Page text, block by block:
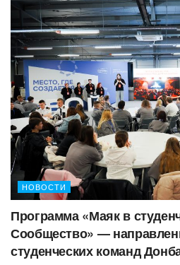
НОВОСТИ
Программа «Маяк в
Сообщество» —
студенческих команд